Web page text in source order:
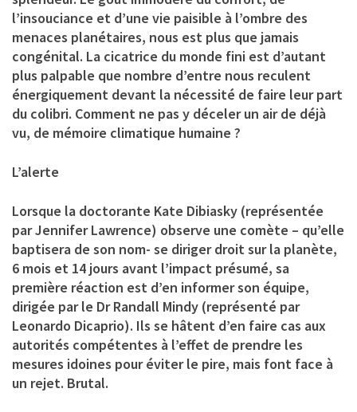
l’insouciance et d’une vie paisible à l’ombre des
menaces planétaires, nous est plus que jamais
congénital. La cicatrice du monde fini est d’autant
plus palpable que nombre d’entre nous reculent
énergiquement devant la nécessité de faire leur part
du colibri. Comment ne pas y déceler un air de déjà
vu, de mémoire climatique humaine ?
L’alerte
Lorsque la doctorante Kate Dibiasky (représentée
par Jennifer Lawrence) observe une comète – qu’elle
baptisera de son nom- se diriger droit sur la planète,
6 mois et 14 jours avant l’impact présumé, sa
première réaction est d’en informer son équipe,
dirigée par le Dr Randall Mindy (représenté par
Leonardo Dicaprio). Ils se hâtent d’en faire cas aux
autorités compétentes à l’effet de prendre les
mesures idoines pour éviter le pire, mais font face à
un rejet. Brutal.